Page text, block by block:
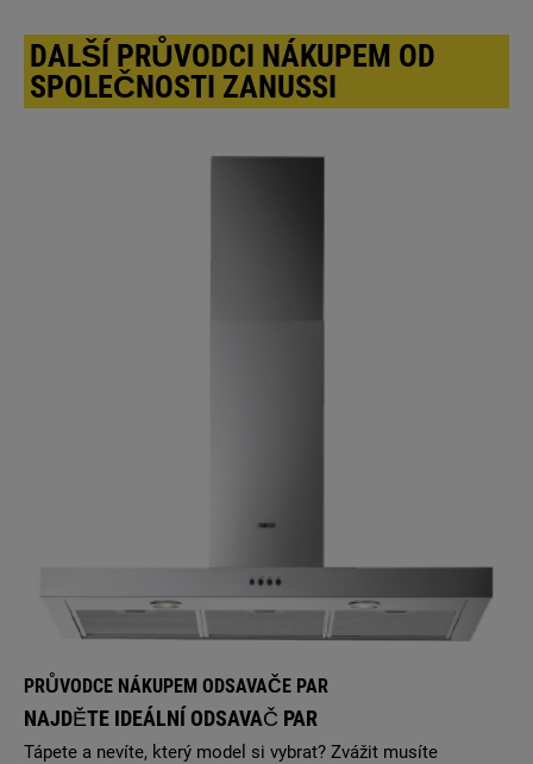
DALŠÍ PRŮVODCI NÁKUPEM OD
SPOLEČNOSTI ZANUSSI
PRŮVODCE NÁKUPEM ODSAVAČE PAR
NAJDĚTE IDEÁLNÍ ODSAVAČ PAR
Tápete a nevíte, který model si vybrat? Zvážit musíte